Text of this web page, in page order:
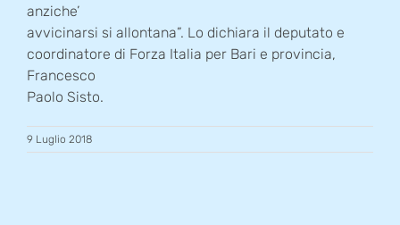
anziche’
avvicinarsi si allontana”. Lo dichiara il deputato e
coordinatore di Forza Italia per Bari e provincia,
Francesco
Paolo Sisto.
9 Luglio 2018